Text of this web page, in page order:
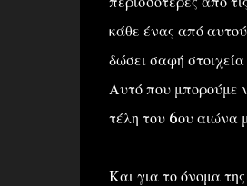
κάθε ένας από
δώσει σαφή
Αυτό που μπορούμε
τέλη του 6ου αιώνα
Και για το όνομα